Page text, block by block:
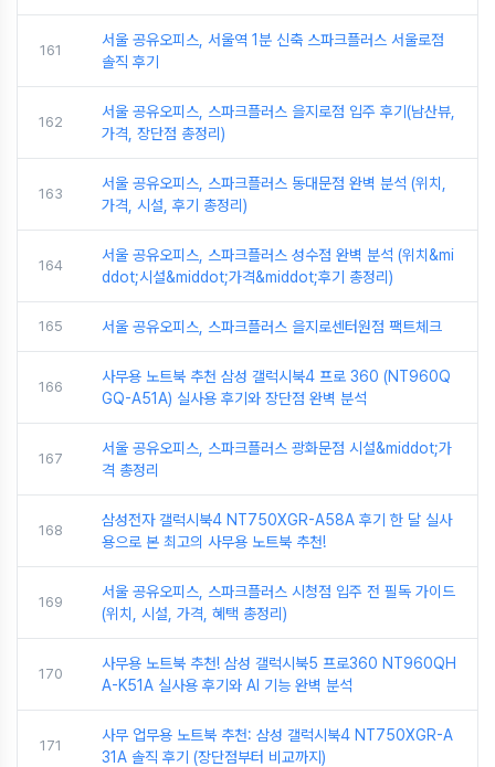
161
서울 공유오피스, 서울역 1분 신축 스파크플러스 서울로점
솔직 후기
162
서울 공유오피스, 스파크플러스 을지로점 입주 후기(남산뷰,
가격, 장단점 총정리)
163
서울 공유오피스, 스파크플러스 동대문점 완벽 분석 (위치,
가격, 시설, 후기 총정리)
164
서울 공유오피스, 스파크플러스 성수점 완벽 분석 (위치&mi
ddot;시설&middot;가격&middot;후기 총정리)
165 서울 공유오피스, 스파크플러스 을지로센터원점 팩트체크
166
사무용 노트북 추천 삼성 갤럭시북4 프로 360 (NT960Q
GQ-A51A) 실사용 후기와 장단점 완벽 분석
167
서울 공유오피스, 스파크플러스 광화문점 시설&middot;가
격 총정리
168
삼성전자 갤럭시북4 NT750XGR-A58A 후기 한 달 실사
용으로 본 최고의 사무용 노트북 추천!
169
서울 공유오피스, 스파크플러스 시청점 입주 전 필독 가이드
(위치, 시설, 가격, 혜택 총정리)
170
사무용 노트북 추천! 삼성 갤럭시북5 프로360 NT960QH
A-K51A 실사용 후기와 AI 기능 완벽 분석
171
사무 업무용 노트북 추천: 삼성 갤럭시북4 NT750XGR-A
31A 솔직 후기 (장단점부터 비교까지)